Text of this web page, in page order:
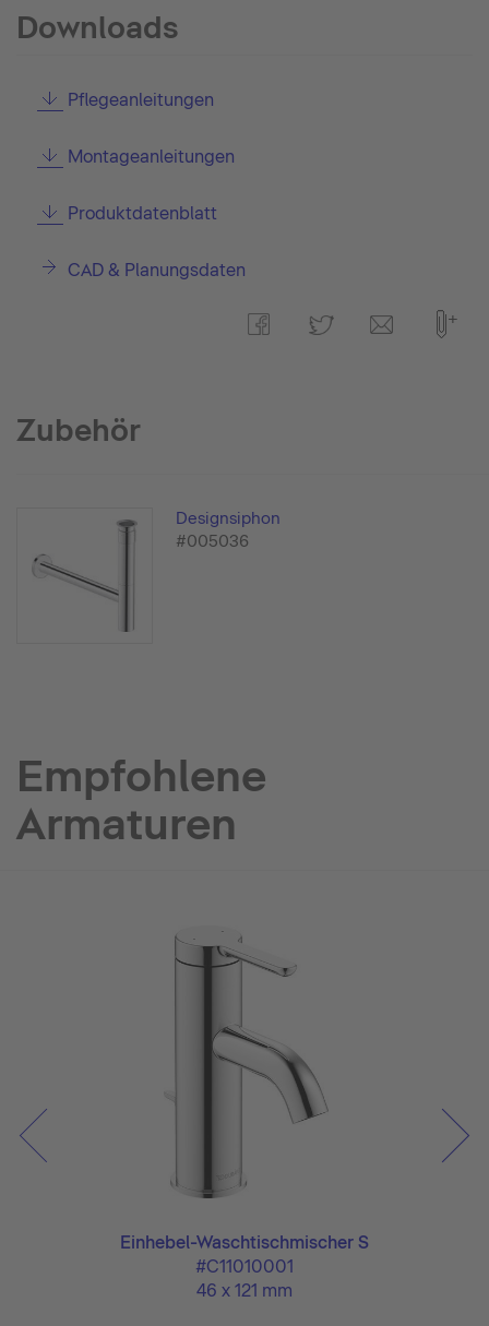
Downloads
Pflegeanleitungen
Montageanleitungen
Produktdatenblatt
CAD & Planungsdaten
Zubehör
Designsiphon
#005036
Empfohlene
Armaturen
Einhebel-Waschtischmischer S
#C11010001
46 x 121 mm